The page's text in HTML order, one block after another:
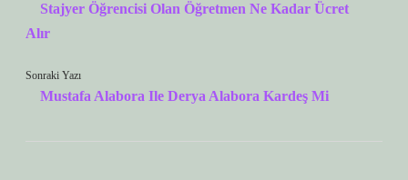
Stajyer Öğrencisi Olan Öğretmen Ne Kadar Ücret
Alır
Sonraki Yazı
Mustafa Alabora Ile Derya Alabora Kardeş Mi